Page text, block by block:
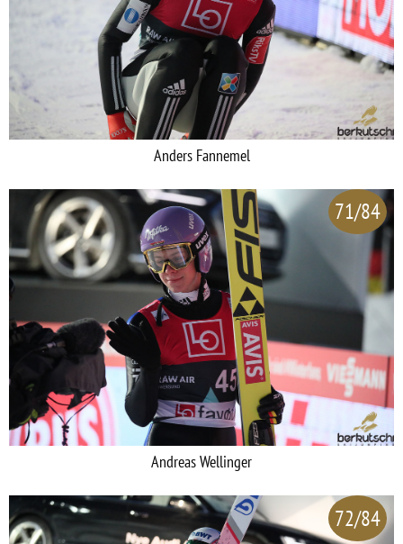
Anders Fannemel
71/84
Andreas Wellinger
72/84